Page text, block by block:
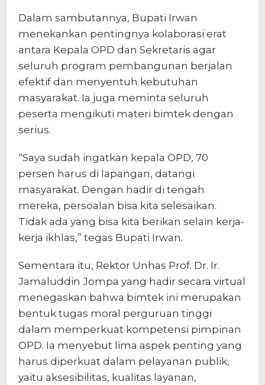
Dalam sambutannya, Bupati Irwan
menekankan pentingnya kolaborasi erat
antara Kepala OPD dan Sekretaris agar
seluruh program pembangunan berjalan
efektif dan menyentuh kebutuhan
masyarakat. Ia juga meminta seluruh
peserta mengikuti materi bimtek dengan
serius.
“Saya sudah ingatkan kepala OPD, 70
persen harus di lapangan, datangi
masyarakat. Dengan hadir di tengah
mereka, persoalan bisa kita selesaikan.
Tidak ada yang bisa kita berikan selain kerja-
kerja ikhlas,” tegas Bupati Irwan.
Sementara itu, Rektor Unhas Prof. Dr. Ir.
Jamaluddin Jompa yang hadir secara virtual
menegaskan bahwa bimtek ini merupakan
bentuk tugas moral perguruan tinggi
dalam memperkuat kompetensi pimpinan
OPD. Ia menyebut lima aspek penting yang
harus diperkuat dalam pelayanan publik,
yaitu aksesibilitas, kualitas layanan,